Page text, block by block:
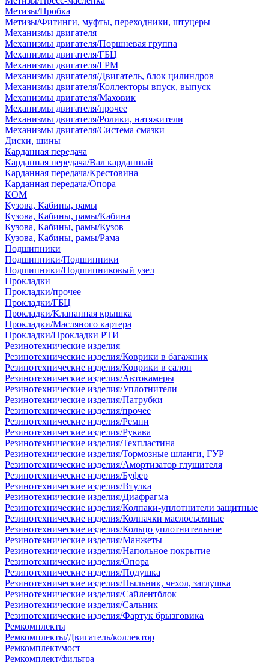
Метизы/Пробка
Метизы/Фитинги, муфты, переходники, штуцеры
Механизмы двигателя
Механизмы двигателя/Поршневая группа
Механизмы двигателя/ГБЦ
Механизмы двигателя/ГРМ
Механизмы двигателя/Двигатель, блок цилиндров
Механизмы двигателя/Коллекторы впуск, выпуск
Механизмы двигателя/Маховик
Механизмы двигателя/прочее
Механизмы двигателя/Ролики, натяжители
Механизмы двигателя/Система смазки
Диски, шины
Карданная передача
Карданная передача/Вал карданный
Карданная передача/Крестовина
Карданная передача/Опора
КОМ
Кузова, Кабины, рамы
Кузова, Кабины, рамы/Кабина
Кузова, Кабины, рамы/Кузов
Кузова, Кабины, рамы/Рама
Подшипники
Подшипники/Подшипники
Подшипники/Подшипниковый узел
Прокладки
Прокладки/прочее
Прокладки/ГБЦ
Прокладки/Клапанная крышка
Прокладки/Масляного картера
Прокладки/Прокладки РТИ
Резинотехнические изделия
Резинотехнические изделия/Коврики в багажник
Резинотехнические изделия/Коврики в салон
Резинотехнические изделия/Автокамеры
Резинотехнические изделия/Уплотнители
Резинотехнические изделия/Патрубки
Резинотехнические изделия/прочее
Резинотехнические изделия/Ремни
Резинотехнические изделия/Рукава
Резинотехнические изделия/Техпластина
Резинотехнические изделия/Тормозные шланги, ГУР
Резинотехнические изделия/Амортизатор глушителя
Резинотехнические изделия/Буфер
Резинотехнические изделия/Втулка
Резинотехнические изделия/Диафрагма
Резинотехнические изделия/Колпаки-уплотнители защитные
Резинотехнические изделия/Колпачки маслосъёмные
Резинотехнические изделия/Кольцо уплотнительное
Резинотехнические изделия/Манжеты
Резинотехнические изделия/Напольное покрытие
Резинотехнические изделия/Опора
Резинотехнические изделия/Подушка
Резинотехнические изделия/Пыльник, чехол, заглушка
Резинотехнические изделия/Сайлентблок
Резинотехнические изделия/Сальник
Резинотехнические изделия/Фартук брызговика
Ремкомплекты
Ремкомплекты/Двигатель/коллектор
Ремкомплект/мост
Ремкомплект/фильтра